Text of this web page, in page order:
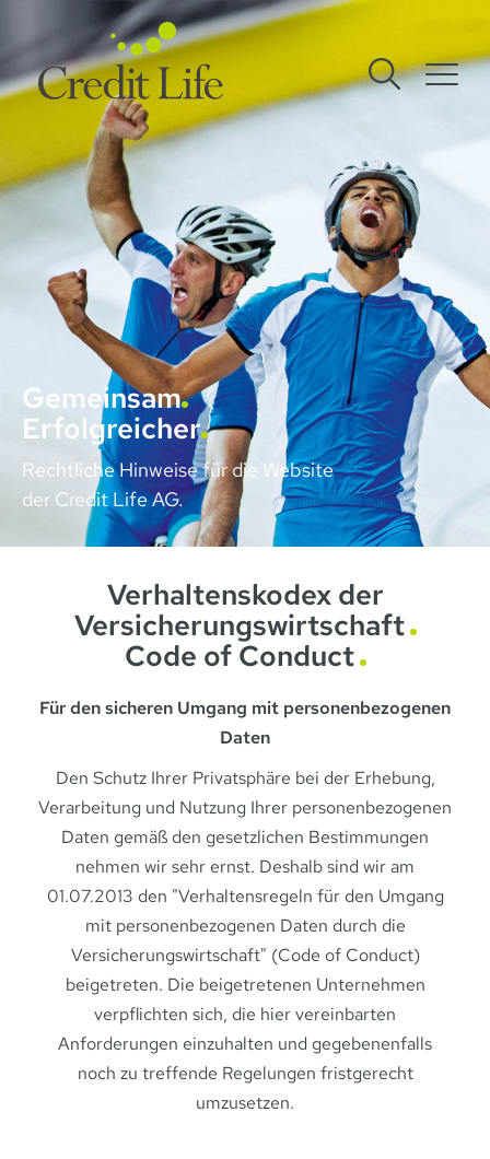
Gemeinsam
Erfolgreicher
Rechtliche Hinweise für die Website
der Credit Life AG.
Verhaltenskodex der
Versicherungswirtschaft
Code of Conduct
Für den sicheren Umgang mit personenbezogenen
Daten
Den Schutz Ihrer Privatsphäre bei der Erhebung,
Verarbeitung und Nutzung Ihrer personenbezogenen
Daten gemäß den gesetzlichen Bestimmungen
nehmen wir sehr ernst. Deshalb sind wir am
01.07.2013 den "Verhaltensregeln für den Umgang
mit personenbezogenen Daten durch die
Versicherungswirtschaft" (Code of Conduct)
beigetreten. Die beigetretenen Unternehmen
verpflichten sich, die hier vereinbarten
Anforderungen einzuhalten und gegebenenfalls
noch zu treffende Regelungen fristgerecht
umzusetzen.